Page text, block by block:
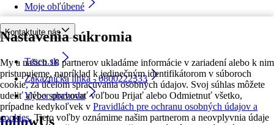
Nastavenia súkromia
My a našich 18 partnerov ukladáme informácie v zariadení alebo k nim
pristupujeme, napríklad k jedinečným identifikátorom v súboroch
cookie, za účelom spracúvania osobných údajov. Svoj súhlas môžete
udeliť alebo spravovať voľbou Prijať alebo Odmietnuť všetko,
prípadne kedykoľvek v Pravidlách pre ochranu osobných údajov a
cookies. Tieto voľby oznámime našim partnerom a neovplyvnia údaje
Moje obľúbené
Kontaktujte nás
Tesco.sk
Zákaznícka linka - 0800222333
Výber obchodu
followUs